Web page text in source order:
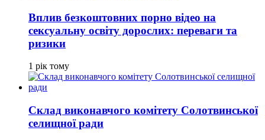
Вплив безкоштовних порно відео на
сексуальну освіту дорослих: переваги та
ризики
1 рік тому
Склад виконавчого комітету Солотвинської
селищної ради